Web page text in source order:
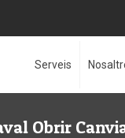
Serveis
Obrir